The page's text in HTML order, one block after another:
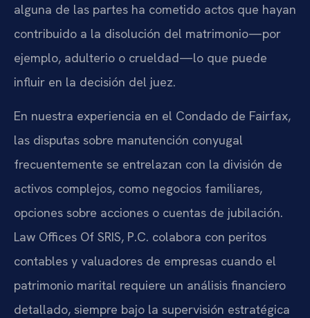
alguna de las partes ha cometido actos que hayan
contribuido a la disolución del matrimonio—por
ejemplo, adulterio o crueldad—lo que puede
influir en la decisión del juez.
En nuestra experiencia en el Condado de Fairfax,
las disputas sobre manutención conyugal
frecuentemente se entrelazan con la división de
activos complejos, como negocios familiares,
opciones sobre acciones o cuentas de jubilación.
Law Offices Of SRIS, P.C. colabora con peritos
contables y valuadores de empresas cuando el
patrimonio marital requiere un análisis financiero
detallado, siempre bajo la supervisión estratégica